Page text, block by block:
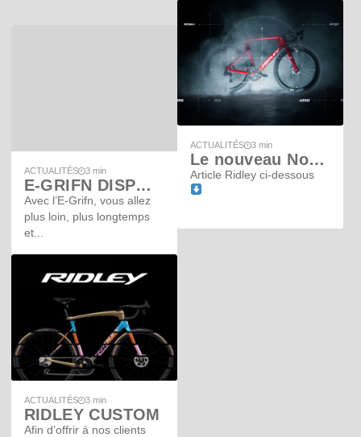
ACTUALITÉS 3 min
E-GRIFN DISPONIBLE DANS VOTRE MAGASIN
Avec l’E-Grifn, vous allez
plus loin, plus longtemps
et...
ACTUALITÉS 3 min
Le nouveau Noah Fast
Article Ridley ci-dessous
ACTUALITÉS 3 min
RIDLEY CUSTOM
Afin d’offrir à nos clients